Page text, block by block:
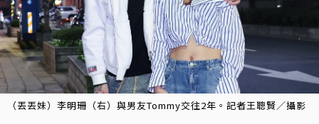
（丟丟妹）李明珊（右）與男友Tommy交往2年。記者王聰賢／攝影